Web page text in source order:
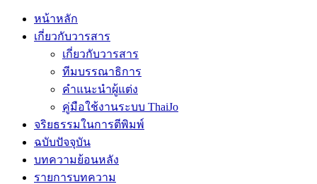
หน้าหลัก
เกี่ยวกับวารสาร
เกี่ยวกับวารสาร
ทีมบรรณาธิการ
คำแนะนำผู้แต่ง
คู่มือใช้งานระบบ ThaiJo
จริยธรรมในการตีพิมพ์
ฉบับปัจจุบัน
บทความย้อนหลัง
รายการบทความ